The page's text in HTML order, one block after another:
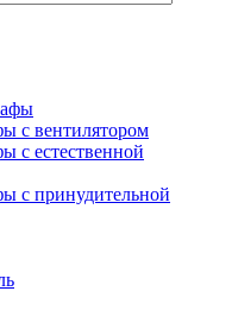
с вентилятором
с естественной
с принудительной